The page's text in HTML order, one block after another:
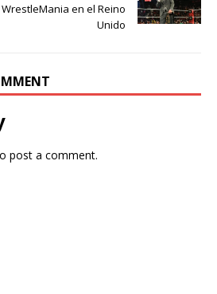
en el Reino
Unido
post a comment.